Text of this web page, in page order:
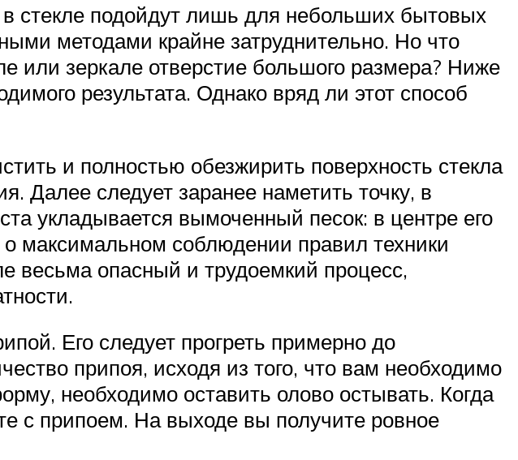
стекле подойдут лишь для небольших бытовых
методами крайне затруднительно. Но что
или зеркале отверстие большого размера? Ниже
результата. Однако вряд ли этот способ
и полностью обезжирить поверхность стекла
Далее следует заранее наметить точку, в
укладывается вымоченный песок: в центре его
максимальном соблюдении правил техники
весьма опасный и трудоемкий процесс,
Его следует прогреть примерно до
припоя, исходя из того, что вам необходимо
необходимо оставить олово остывать. Когда
с припоем. На выходе вы получите ровное